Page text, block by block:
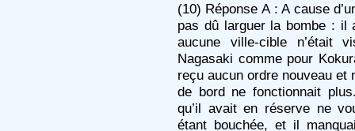
(10) Réponse A : A cause
pas dû larguer la bombe : il
aucune ville-cible n’était
Nagasaki comme pour
reçu aucun ordre nouveau et
de bord ne fonctionnait
qu’il avait en réserve ne
étant bouchée, et il